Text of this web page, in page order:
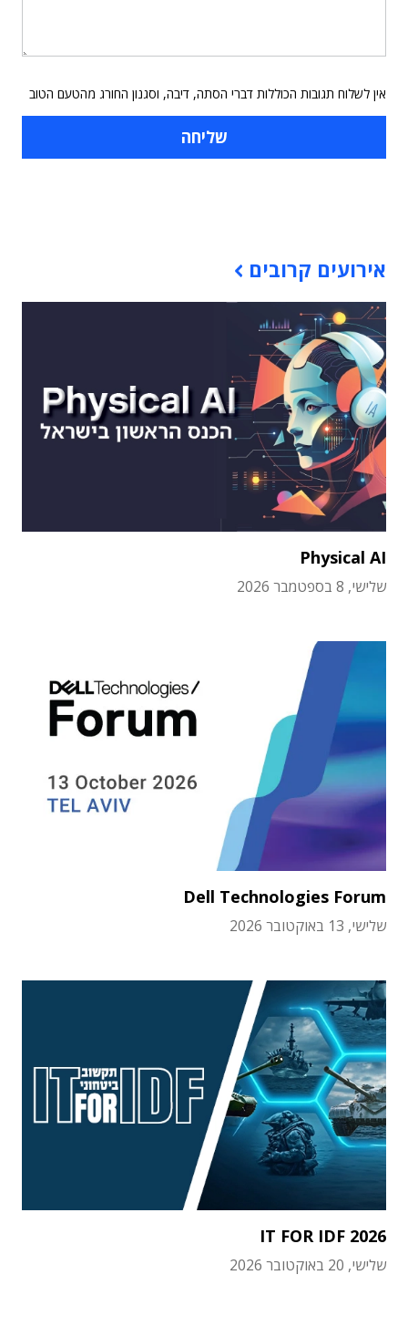
אין לשלוח תגובות הכוללות דברי הסתה, דיבה, וסגנון החורג מהטעם הטוב
אירועים קרובים
Physical AI
שלישי, 8 בספטמבר 2026
Dell Technologies Forum
שלישי, 13 באוקטובר 2026
IT FOR IDF 2026
שלישי, 20 באוקטובר 2026